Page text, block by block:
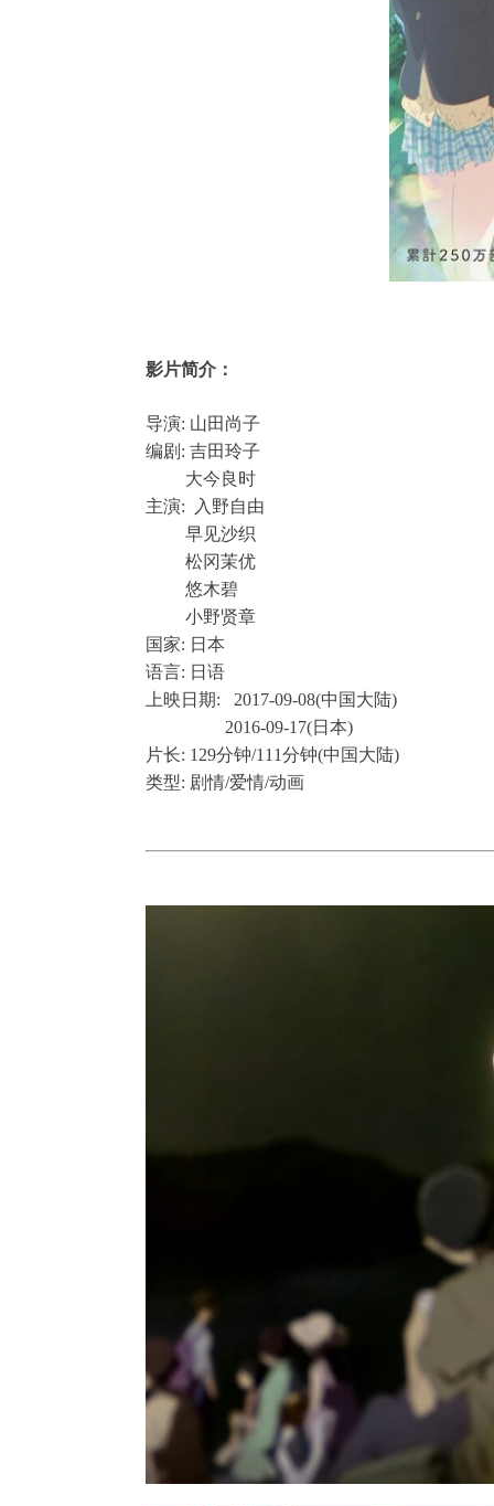
影片简介：
导演: 山田尚子
编剧: 吉田玲子
大今良时
主演: 入野自由
早见沙织
松冈茉优
悠木碧
小野贤章
国家: 日本
语言: 日语
上映日期: 2017-09-08(中国大陆)
2016-09-17(日本)
片长: 129分钟/111分钟(中国大陆)
类型: 剧情/爱情/动画